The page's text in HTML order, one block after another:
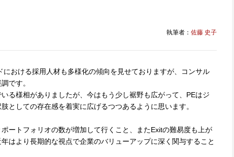
執筆者： 佐藤 史子
おける採用人材も多様化の傾向を見せておりますが、コンサル
です。
る様相がありましたが、今はもう少し裾野も広がって、PEはジ
としての存在感を着実に広げるつつあるように思います。
ートフォリオの数が増加して行くこと、またExitの難易度も上が
はより長期的な視点で企業のバリューアップに深く関与すること